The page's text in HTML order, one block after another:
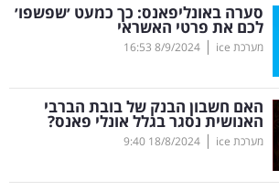
סערה באונליפאנס: כך כמעט ׳שפשפו׳
לכם את פרטי האשראי
מערכת ice |
8/9/2024
16:53
האם חשבון הבנק של בובת הברבי
האנושית נסגר בגלל אונלי פאנס?
מערכת ice |
18/8/2024
9:40